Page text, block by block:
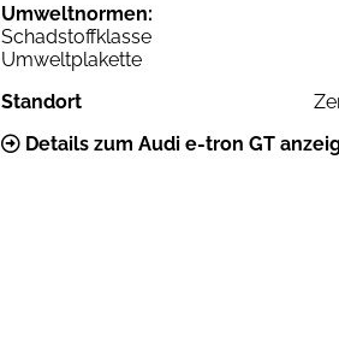
Umweltnormen:
Schadstoffklasse
Umweltplakette
Standort
Details zum Audi e-tron GT